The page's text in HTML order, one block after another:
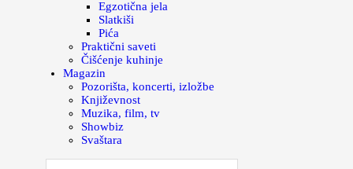
Egzotična jela
Slatkiši
Pića
Praktični saveti
Čišćenje kuhinje
Magazin
Pozorišta, koncerti, izložbe
Književnost
Muzika, film, tv
Showbiz
Svaštara